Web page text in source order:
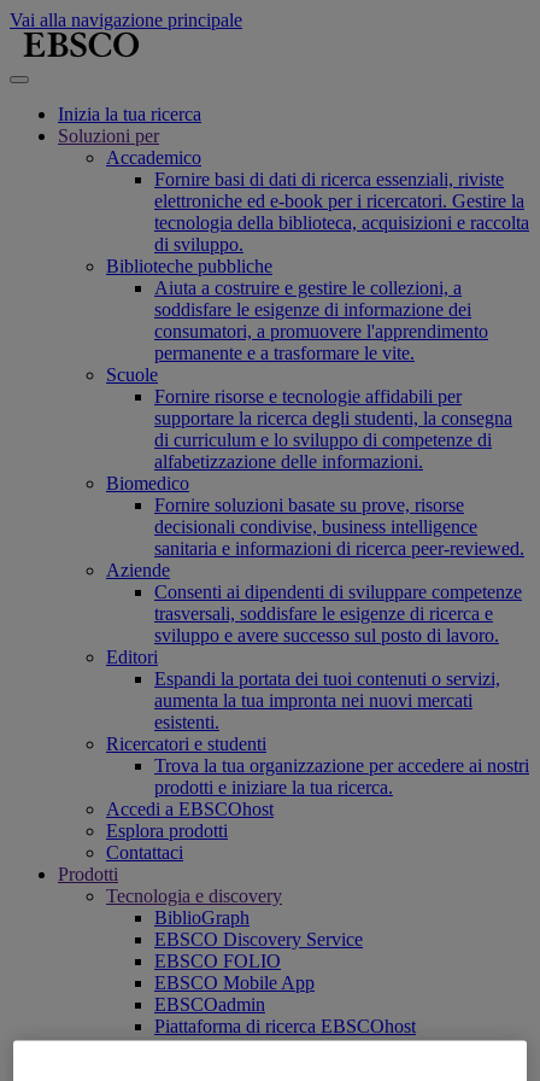
Vai alla navigazione principale
Inizia la tua ricerca
Soluzioni per
Accademico
Fornire basi di dati di ricerca essenziali, riviste
elettroniche ed e-book per i ricercatori. Gestire la
tecnologia della biblioteca, acquisizioni e raccolta
di sviluppo.
Biblioteche pubbliche
Aiuta a costruire e gestire le collezioni, a
soddisfare le esigenze di informazione dei
consumatori, a promuovere l'apprendimento
permanente e a trasformare le vite.
Scuole
Fornire risorse e tecnologie affidabili per
supportare la ricerca degli studenti, la consegna
di curriculum e lo sviluppo di competenze di
alfabetizzazione delle informazioni.
Biomedico
Fornire soluzioni basate su prove, risorse
decisionali condivise, business intelligence
sanitaria e informazioni di ricerca peer-reviewed.
Aziende
Consenti ai dipendenti di sviluppare competenze
trasversali, soddisfare le esigenze di ricerca e
sviluppo e avere successo sul posto di lavoro.
Editori
Espandi la portata dei tuoi contenuti o servizi,
aumenta la tua impronta nei nuovi mercati
esistenti.
Ricercatori e studenti
Trova la tua organizzazione per accedere ai nostri
prodotti e iniziare la tua ricerca.
Accedi a EBSCOhost
Esplora prodotti
Contattaci
Prodotti
Tecnologia e discovery
BiblioGraph
EBSCO Discovery Service
EBSCO FOLIO
EBSCO Mobile App
EBSCOadmin
Piattaforma di ricerca EBSCOhost
Explora